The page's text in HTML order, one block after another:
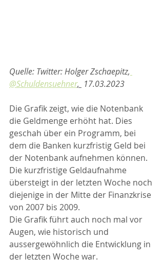
Quelle: Twitter: Holger Zschaepitz,
@Schuldensuehner, 17.03.2023
Die Grafik zeigt, wie die Notenbank
die Geldmenge erhöht hat. Dies
geschah über ein Programm, bei
dem die Banken kurzfristig Geld bei
der Notenbank aufnehmen können.
Die kurzfristige Geldaufnahme
übersteigt in der letzten Woche noch
diejenige in der Mitte der Finanzkrise
von 2007 bis 2009.
Die Grafik führt auch noch mal vor
Augen, wie historisch und
aussergewöhnlich die Entwicklung in
der letzten Woche war.